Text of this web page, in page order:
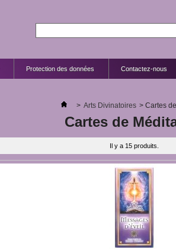
Protection des données Contactez-nous
> Arts Divinatoires > Cartes
Cartes de
Il y a 15 produits.